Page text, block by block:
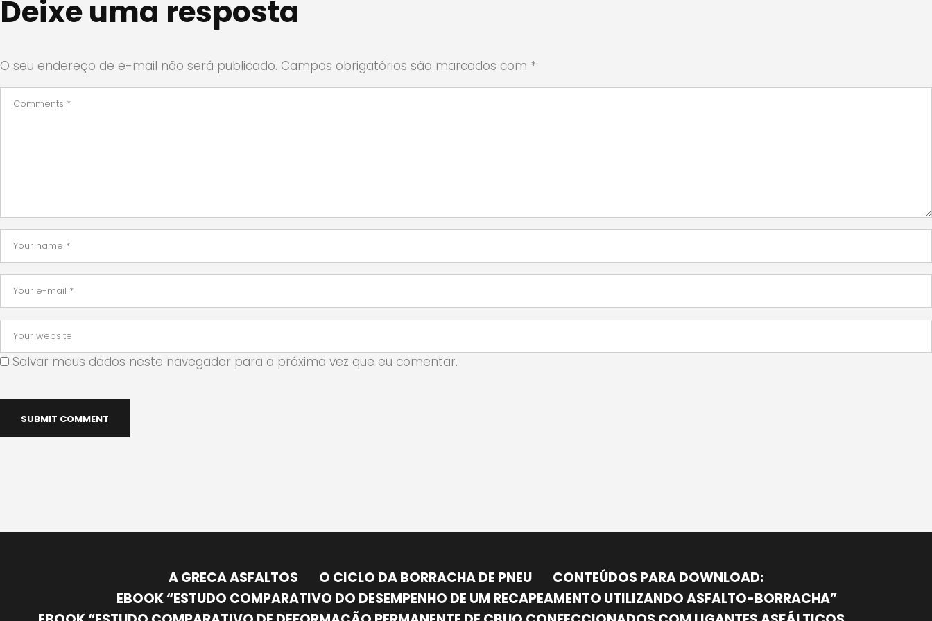
Deixe uma resposta
O seu endereço de e-mail não será publicado. Campos obrigatórios são marcados com *
Salvar meus dados neste navegador para a próxima vez que eu comentar.
A GRECA ASFALTOS O CICLO DA BORRACHA DE PNEU
CONTEÚDOS PARA DOWNLOAD:
EBOOK “ESTUDO COMPARATIVO DO DESEMPENHO DE UM RECAPEAMENTO UTILIZANDO ASFALTO-BORRACHA”